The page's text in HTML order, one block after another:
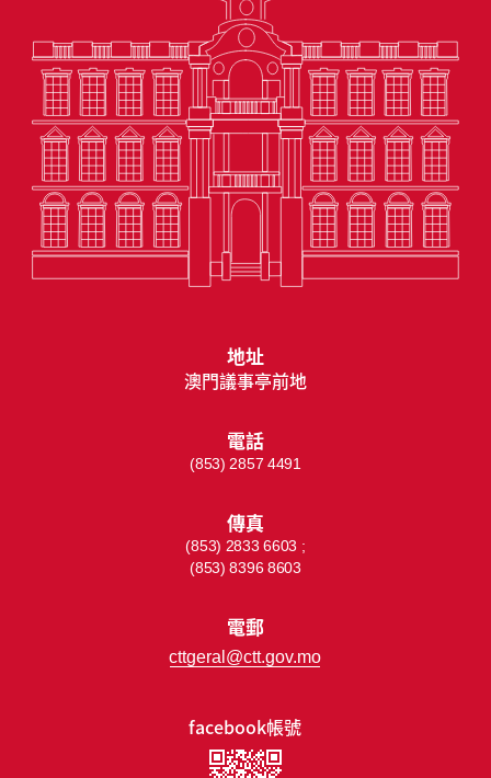
facebook帳號
地址
澳門議事亭前地
電話
(853) 2857 4491
傳真
(853) 2833 6603 ;
(853) 8396 8603
電郵
cttgeral@ctt.gov.mo